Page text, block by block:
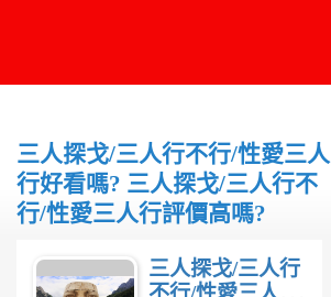
三人探戈/三人行不行/性愛三人
行好看嗎? 三人探戈/三人行不
行/性愛三人行評價高嗎?
三人探戈/三人行